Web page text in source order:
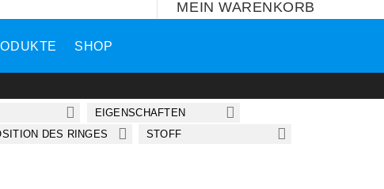
MEIN WARENKORB
SHOP
EIGENSCHAFTEN
DES RINGES STOFF